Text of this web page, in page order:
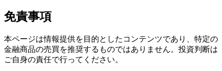
免責事項
本ページは情報提供を目的としたコンテンツであり、特定の
金融商品の売買を推奨するものではありません。投資判断は
ご自身の責任で行ってください。